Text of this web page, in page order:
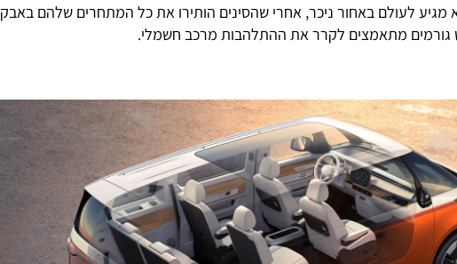
לעולם באחור ניכר, אחרי שהסינים הותירו את כל המתחרים שלהם באבק
מתאמצים לקרר את ההתלהבות מרכב חשמלי.